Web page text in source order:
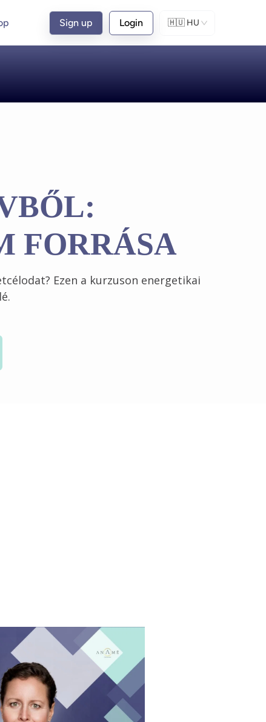
Sign up Login 🇭🇺 HU
FORRÁSA
Ezen a kurzuson energetikai